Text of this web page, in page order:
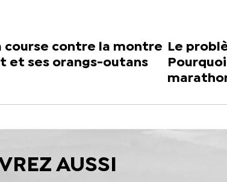
course contre la montre
et ses orangs-outans
Le
AUSSI